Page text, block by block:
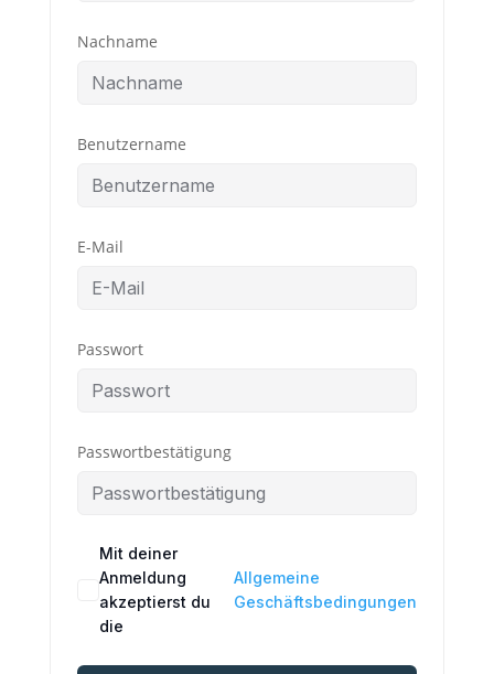
Nachname
Benutzername
E-Mail
Passwort
Passwortbestätigung
Mit deiner
Anmeldung
akzeptierst du
die
Allgemeine
Geschäftsbedingungen